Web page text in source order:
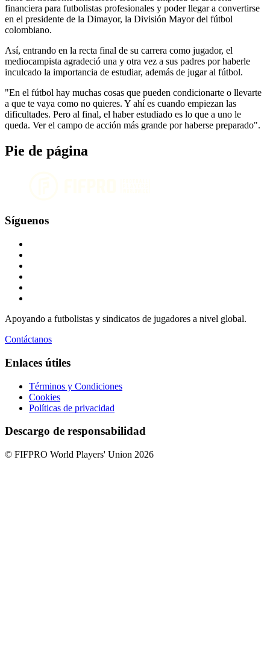
financiera para futbolistas profesionales y poder llegar a convertirse
en el presidente de la Dimayor, la División Mayor del fútbol
colombiano.
Así, entrando en la recta final de su carrera como jugador, el
mediocampista agradeció una y otra vez a sus padres por haberle
inculcado la importancia de estudiar, además de jugar al fútbol.
"En el fútbol hay muchas cosas que pueden condicionarte o llevarte
a que te vaya como no quieres. Y ahí es cuando empiezan las
dificultades. Pero al final, el haber estudiado es lo que a uno le
queda. Ver el campo de acción más grande por haberse preparado".
Pie de página
Síguenos
Apoyando a futbolistas y sindicatos de jugadores a nivel global.
Contáctanos
Enlaces útiles
Términos y Condiciones
Cookies
Políticas de privacidad
Descargo de responsabilidad
© FIFPRO World Players' Union 2026